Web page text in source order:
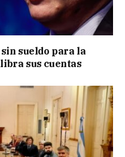
sueldo para la
sus cuentas